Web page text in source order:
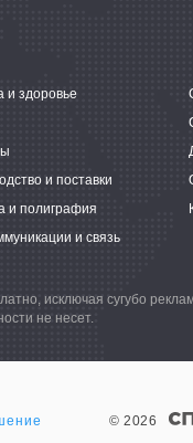
и здоровье
и поставки
и полиграфия
и связь
исключая сугубо
не несет.
© 2026